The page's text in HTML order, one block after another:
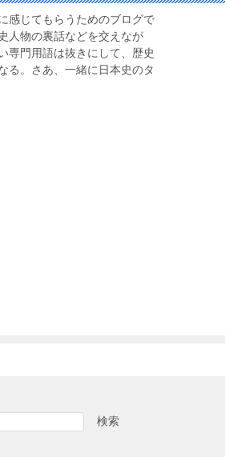
感じてもらうためのブログで
人物の裏話などを交えなが
専門用語は抜きにして、歴史
る。さあ、一緒に日本史のタ
検索